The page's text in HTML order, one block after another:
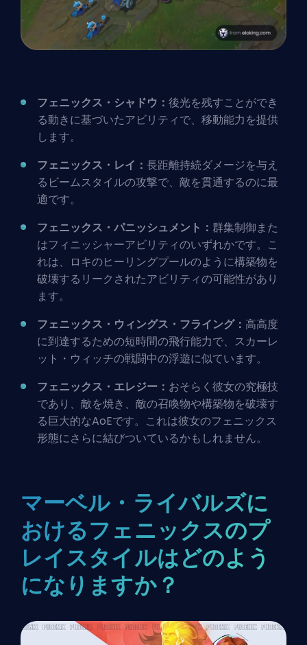
フェニックス・シャドウ： 後光を残すことができ
る動きに基づいたアビリティで、移動能力を提供
します。
フェニックス・レイ： 長距離持続ダメージを与え
るビームスタイルの攻撃で、敵を貫通するのに最
適です。
フェニックス・パニッシュメント： 群集制御また
はフィニッシャーアビリティのいずれかです。こ
れは、ロキのヒーリングプールのように構築物を
破壊するリークされたアビリティの可能性があり
ます。
フェニックス・ウィングス・フライング： 高高度
に到達するための短時間の飛行能力で、スカーレ
ット・ウィッチの戦闘中の浮遊に似ています。
フェニックス・エレジー： おそらく彼女の究極技
であり、敵を焼き、敵の召喚物や構築物を破壊す
る巨大的なAoEです。これは彼女のフェニックス
形態にさらに結びついているかもしれません。
マーベル・ライバルズに
おけるフェニックスのプ
レイスタイルはどのよう
になりますか？